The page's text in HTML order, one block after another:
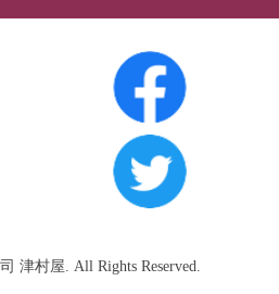
津村屋. All Rights Reserved.